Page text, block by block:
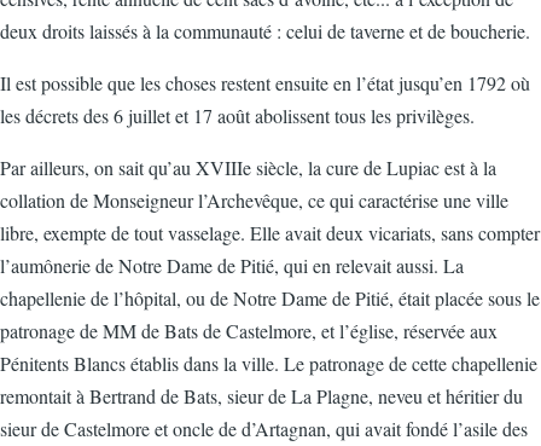
deux droits laissés à la communauté : celui de taverne et de boucherie.
Il est possible que les choses restent ensuite en l’état jusqu’en 1792 où
les décrets des 6 juillet et 17 août abolissent tous les privilèges.
Par ailleurs, on sait qu’au XVIIIe siècle, la cure de Lupiac est à la
collation de Monseigneur l’Archevêque, ce qui caractérise une ville
libre, exempte de tout vasselage. Elle avait deux vicariats, sans compter
l’aumônerie de Notre Dame de Pitié, qui en relevait aussi. La
chapellenie de l’hôpital, ou de Notre Dame de Pitié, était placée sous le
patronage de MM de Bats de Castelmore, et l’église, réservée aux
Pénitents Blancs établis dans la ville. Le patronage de cette chapellenie
remontait à Bertrand de Bats, sieur de La Plagne, neveu et héritier du
sieur de Castelmore et oncle de d’Artagnan, qui avait fondé l’asile des